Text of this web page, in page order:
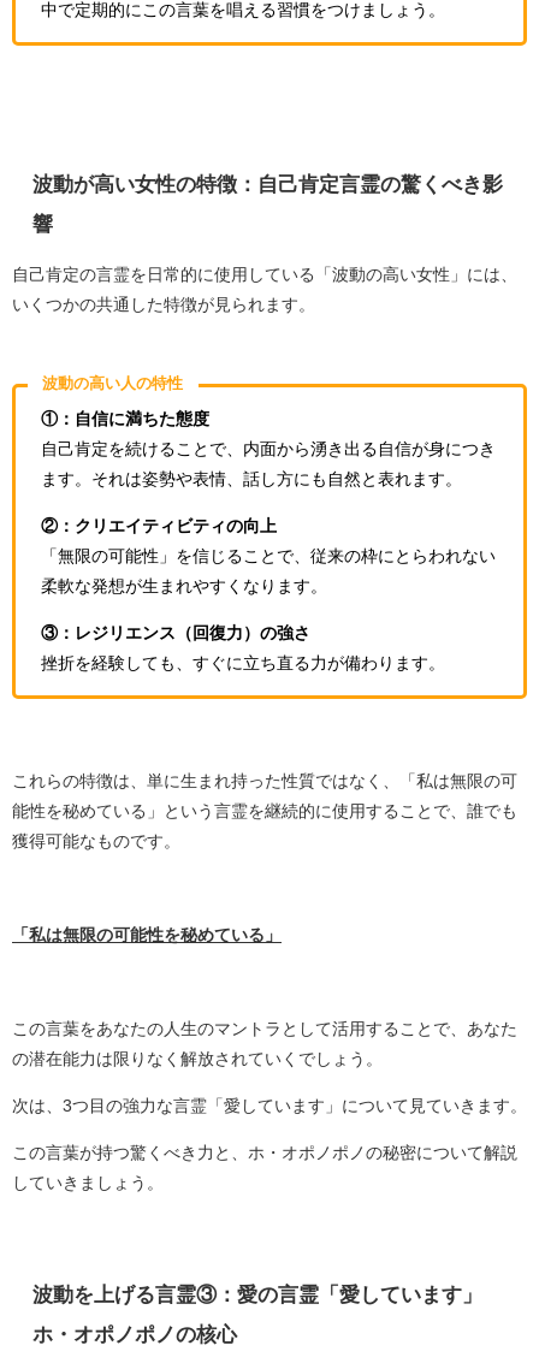
中で定期的にこの言葉を唱える習慣をつけましょう。
波動が高い女性の特徴：自己肯定言霊の驚くべき影
響
自己肯定の言霊を日常的に使用している「波動の高い女性」には、
いくつかの共通した特徴が見られます。
波動の高い人の特性
①：自信に満ちた態度
自己肯定を続けることで、内面から湧き出る自信が身につき
ます。それは姿勢や表情、話し方にも自然と表れます。
②：クリエイティビティの向上
「無限の可能性」を信じることで、従来の枠にとらわれない
柔軟な発想が生まれやすくなります。
③：レジリエンス（回復力）の強さ
挫折を経験しても、すぐに立ち直る力が備わります。
これらの特徴は、単に生まれ持った性質ではなく、「私は無限の可
能性を秘めている」という言霊を継続的に使用することで、誰でも
獲得可能なものです。
「私は無限の可能性を秘めている」
この言葉をあなたの人生のマントラとして活用することで、あなた
の潜在能力は限りなく解放されていくでしょう。
次は、3つ目の強力な言霊「愛しています」について見ていきます。
この言葉が持つ驚くべき力と、ホ・オポノポノの秘密について解説
していきましょう。
波動を上げる言霊③：愛の言霊「愛しています」
ホ・オポノポノの核心